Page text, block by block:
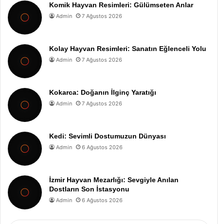
Komik Hayvan Resimleri: Gülümseten Anlar
Admin 7 Ağustos 2026
Kolay Hayvan Resimleri: Sanatın Eğlenceli Yolu
Admin 7 Ağustos 2026
Kokarca: Doğanın İlginç Yaratığı
Admin 7 Ağustos 2026
Kedi: Sevimli Dostumuzun Dünyası
Admin 6 Ağustos 2026
İzmir Hayvan Mezarlığı: Sevgiyle Anılan
Dostların Son İstasyonu
Admin 6 Ağustos 2026